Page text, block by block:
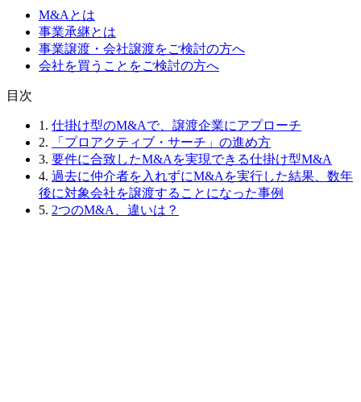
M&Aとは
事業承継とは
事業譲渡・会社譲渡をご検討の方へ
会社を買うことをご検討の方へ
⽬次
1. 仕掛け型のM&Aで、譲渡企業にアプローチ
2.
「プロアクティブ・サーチ」の進め方
3. 要件に合致したM&Aを実現できる仕掛け型M&A
4. 過去に仲介者を入れずにM&Aを実行した結果、数年
後に対象会社を譲渡することになった事例
5. 2つのM&A、違いは？